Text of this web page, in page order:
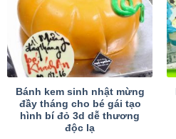
Bánh kem sinh nhật mừng
đầy tháng cho bé gái tạo
hình bí đỏ 3d dễ thương
độc lạ